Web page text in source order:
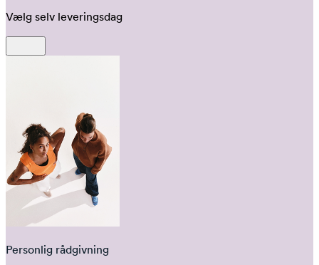
Vælg selv leveringsdag
Personlig rådgivning